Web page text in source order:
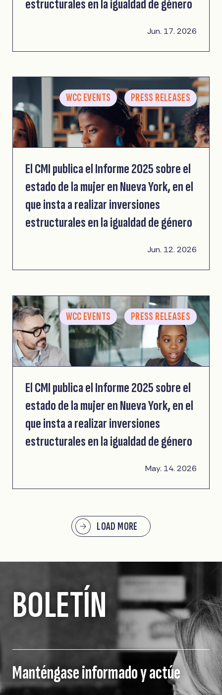
estructurales en la igualdad de género
Jun. 17. 2026
WCC EVENTS PRESS RELEASES
El CMI publica el Informe 2025 sobre el
estado de la mujer en Nueva York, en el
que insta a realizar inversiones
estructurales en la igualdad de género
Jun. 12. 2026
WCC EVENTS PRESS RELEASES
El CMI publica el Informe 2025 sobre el
estado de la mujer en Nueva York, en el
que insta a realizar inversiones
estructurales en la igualdad de género
May. 14. 2026
LOAD MORE
BOLETÍN
Manténgase informado y actúe